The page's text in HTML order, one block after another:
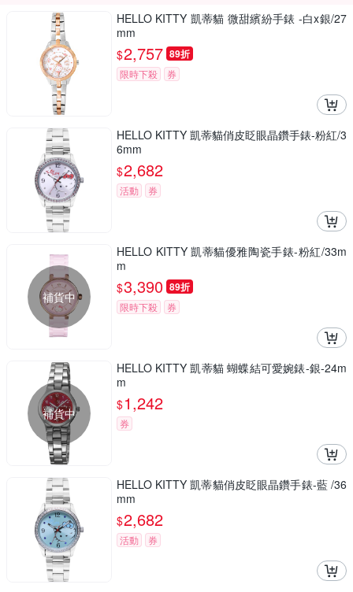
HELLO KITTY 凱蒂貓 微甜繽紛手錶 -白x銀/27
mm
$2,757 89折
限時下殺 券
HELLO KITTY 凱蒂貓俏皮眨眼晶鑽手錶-粉紅/3
6mm
$2,682
活動 券
補貨中
HELLO KITTY 凱蒂貓優雅陶瓷手錶-粉紅/33m
m
$3,390 89折
限時下殺 券
補貨中
HELLO KITTY 凱蒂貓 蝴蝶結可愛婉錶-銀-24m
m
$1,242
券
HELLO KITTY 凱蒂貓俏皮眨眼晶鑽手錶-藍 /36
mm
$2,682
活動 券